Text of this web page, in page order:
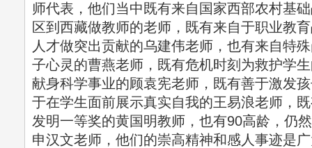
师代表，他们当中既有来自国家西部农村基
区到西藏做教师的老师，既有来自于职业教
人才做突出贡献的乌建伟老师，也有来自特
子心灵的曹燕老师，既有危机时刻为救护学
献身科学事业的顾袁宪老师，既有善于激发
于在学生面前展示真实自我的王易浪老师，
发明一等奖的黄国明教师，也有90高龄，仍
申汉文老师，他们的崇高精神和感人事迹是